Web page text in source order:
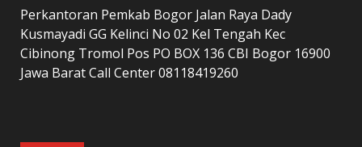
Perkantoran Pemkab Bogor Jalan Raya Dady
Kusmayadi GG Kelinci No 02 Kel Tengah Kec
Cibinong Tromol Pos PO BOX 136 CBI Bogor 16900
Jawa Barat Call Center 08118419260